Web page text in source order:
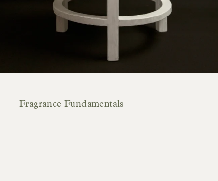
Fragrance Fundamentals